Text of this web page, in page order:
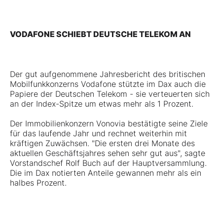
VODAFONE SCHIEBT DEUTSCHE TELEKOM AN
Der gut aufgenommene Jahresbericht des britischen
Mobilfunkkonzerns Vodafone stützte im Dax auch die
Papiere der Deutschen Telekom - sie verteuerten sich
an der Index-Spitze um etwas mehr als 1 Prozent.
Der Immobilienkonzern Vonovia bestätigte seine Ziele
für das laufende Jahr und rechnet weiterhin mit
kräftigen Zuwächsen. "Die ersten drei Monate des
aktuellen Geschäftsjahres sehen sehr gut aus", sagte
Vorstandschef Rolf Buch auf der Hauptversammlung.
Die im Dax notierten Anteile gewannen mehr als ein
halbes Prozent.